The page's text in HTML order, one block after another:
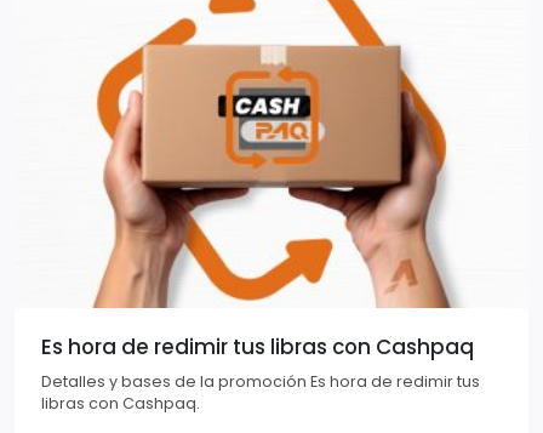
Es hora de redimir tus libras con Cashpaq
Detalles y bases de la promoción Es hora de redimir tus
libras con Cashpaq.